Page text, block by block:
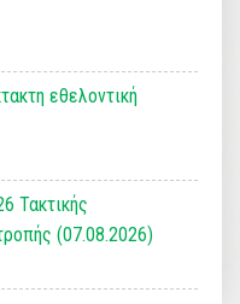
εθελοντική
Τακτικής
(07.08.2026)